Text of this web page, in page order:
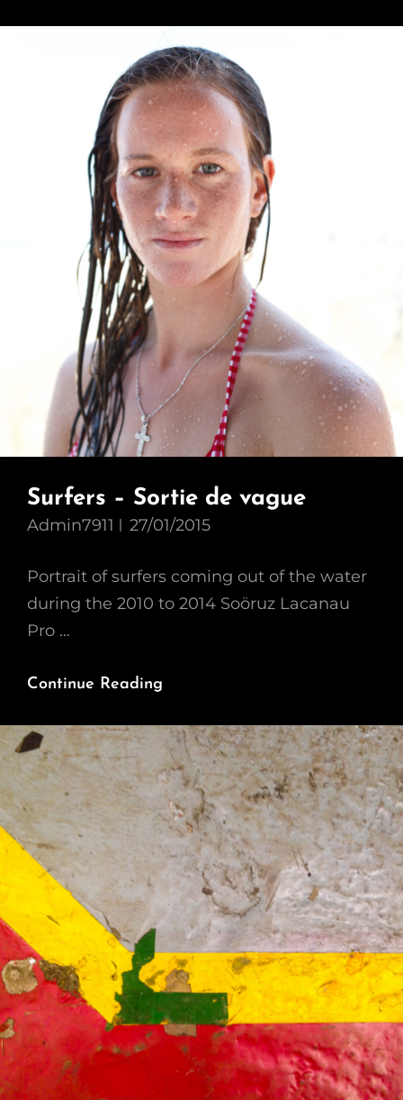
2022
Surfers – Sortie de vague
Admin7911 27/01/2015
Portrait of surfers coming out of the water
during the 2010 to 2014 Soöruz Lacanau
Pro …
Continue Reading
Sortie
De
Vague